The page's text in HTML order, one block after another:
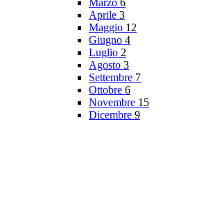
Marzo 6
Aprile 3
Maggio 12
Giugno 4
Luglio 2
Agosto 3
Settembre 7
Ottobre 6
Novembre 15
Dicembre 9